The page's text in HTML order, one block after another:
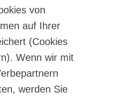
von
auf Ihrer
(Cookies
Wenn wir mit
werden Sie